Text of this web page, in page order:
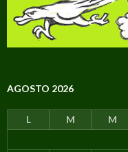
AGOSTO 2026
L M M